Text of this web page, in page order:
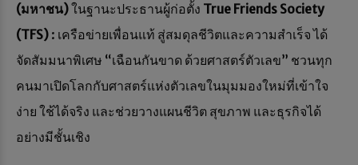
(มหาชน)ในฐานะประธานผู้ก่อตั้ง True Friends Society
(TFS) : เครือข่ายเพื่อนแท้ สู่สมดุลชีวิตและความสำเร็จ ได้
จัดสัมมนาพิเศษ “เฉือนกันขาด ด้วยศาสตร์ตัวเลข” ชวนทุก
คนมาเปิดโลกกับศาสตร์แห่งตัวเลขในมุมมองใหม่ที่เข้าใจ
ง่าย ใช้ได้จริง และช่วยวางแผนชีวิต สุขภาพ และธุรกิจได้
อย่างมีชั้นเชิง